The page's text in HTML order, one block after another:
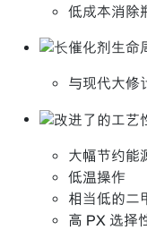
低成本消除
与现代大修
大幅节约能
低温操作
相当低的二
高 PX 选择